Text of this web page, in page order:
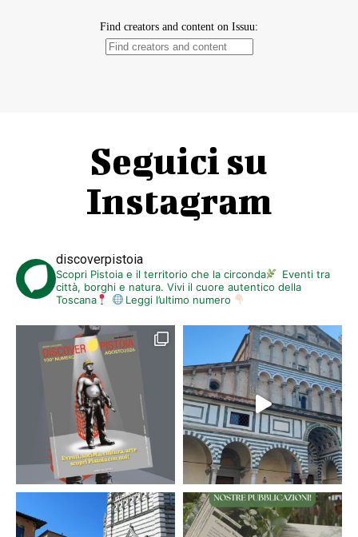
Seguici su
Instagram
discoverpistoia
Scopri Pistoia e il territorio che la circonda
Eventi tra
città, borghi e natura. Vivi il cuore autentico della
Toscana
Leggi l’ultimo numero